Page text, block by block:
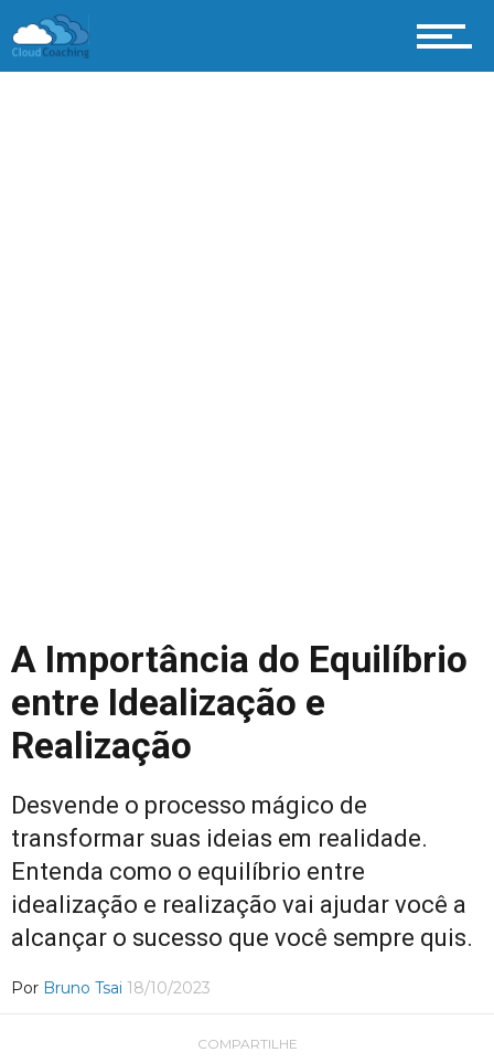
A Importância do Equilíbrio
entre Idealização e
Realização
Desvende o processo mágico de
transformar suas ideias em realidade.
Entenda como o equilíbrio entre
idealização e realização vai ajudar você a
alcançar o sucesso que você sempre quis.
Por Bruno Tsai 18/10/2023
COMPARTILHE